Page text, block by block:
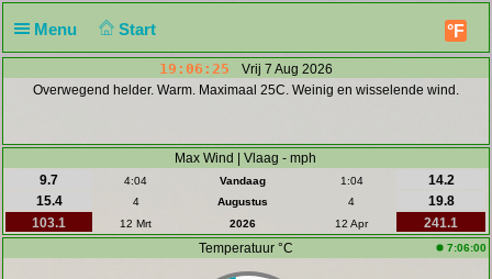
Menu Start °F
19:06:26
Vrij 7 Aug 2026
Overwegend helder. Warm. Maximaal 25C. Weinig en wisselende wind.
Max Wind | Vlaag - mph
9.7
4:04 Vandaag 1:04
14.2
15.4
4 Augustus 4
19.8
103.1
12 Mrt 2026 12 Apr
241.1
Temperatuur °C
7:06:00